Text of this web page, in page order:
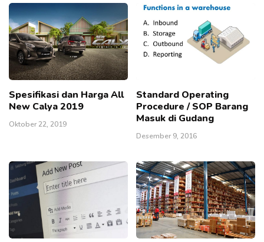
Spesifikasi dan Harga All
New Calya 2019
Oktober 22, 2019
Standard Operating
Procedure / SOP Barang
Masuk di Gudang
Desember 9, 2016